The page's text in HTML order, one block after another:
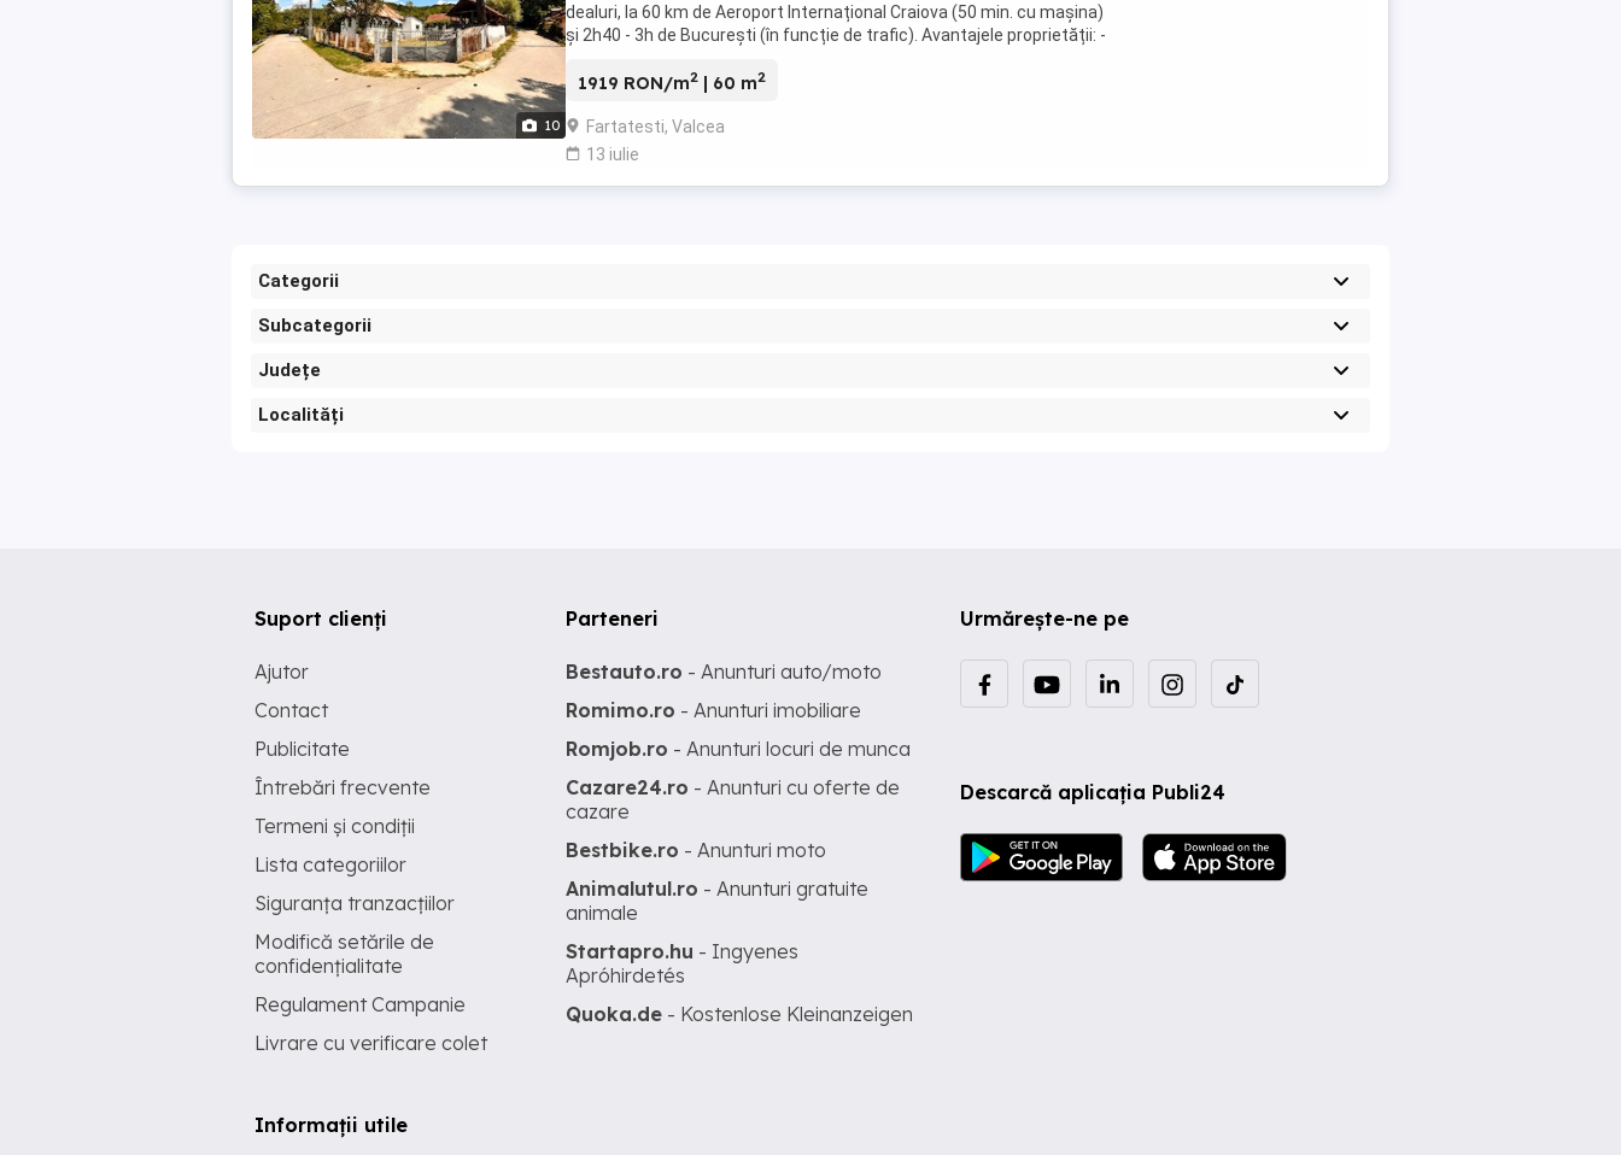
10
dealuri, la 60 km de Aeroport Internațional Craiova (50 min. cu mașina)
și 2h40 - 3h de București (în funcție de trafic). Avantajele proprietății: -
1919 RON/m2 | 60 m2
Fartatesti, Valcea
13 iulie
Categorii
Subcategorii
Județe
Localități
Urmărește-ne pe
Descarcă aplicația Publi24
Suport clienți
Ajutor
Contact
Publicitate
Întrebări frecvente
Termeni și condiții
Lista categoriilor
Siguranța tranzacțiilor
Modifică setările de
confidențialitate
Regulament Campanie
Livrare cu verificare colet
Informații utile
Parteneri
Bestauto.ro - Anunturi auto/moto
Romimo.ro - Anunturi imobiliare
Romjob.ro - Anunturi locuri de munca
Cazare24.ro - Anunturi cu oferte de
cazare
Bestbike.ro - Anunturi moto
Animalutul.ro - Anunturi gratuite
animale
Startapro.hu - Ingyenes
Apróhirdetés
Quoka.de - Kostenlose Kleinanzeigen